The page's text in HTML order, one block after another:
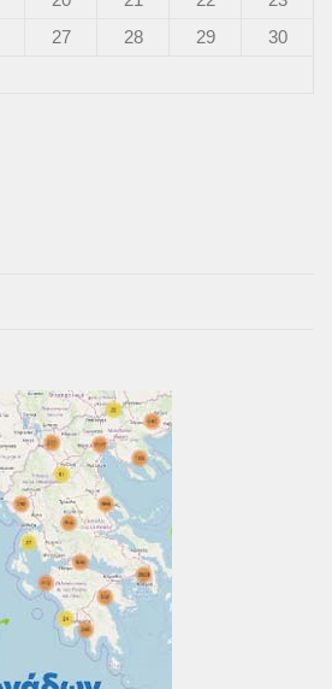
27 28 29
30